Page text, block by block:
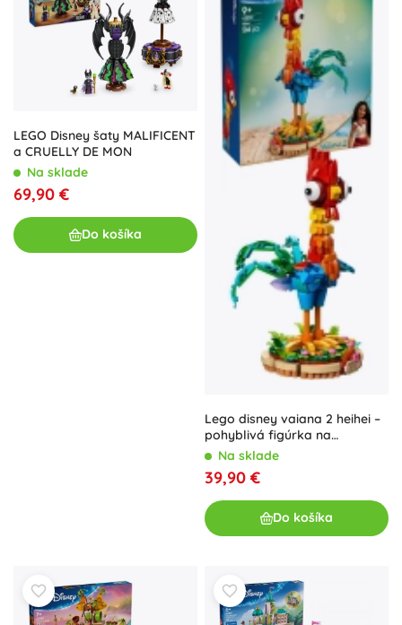
LEGO Disney šaty MALIFICENT
a CRUELLY DE MON
Na sklade
69,90 €
Do košíka
Lego disney vaiana 2 heihei –
pohyblivá figúrka na
vystavenie
Na sklade
39,90 €
Do košíka